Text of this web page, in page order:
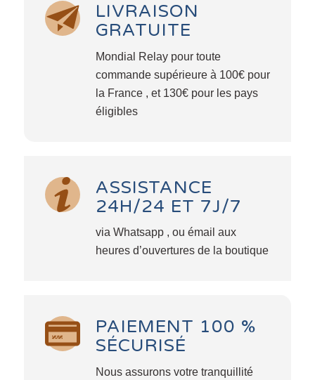
LIVRAISON
GRATUITE
Mondial Relay pour toute
commande supérieure à 100€ pour
la France , et 130€ pour les pays
éligibles
ASSISTANCE
24H/24 ET 7J/7
via Whatsapp , ou émail aux
heures d’ouvertures de la boutique
PAIEMENT 100 %
SÉCURISÉ
Nous assurons votre tranquillité